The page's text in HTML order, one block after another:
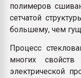
полимеров
сетчатой
большему, чем
Процесс
многих свойств
электрической